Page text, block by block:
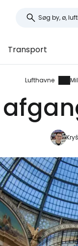
Transport
Lufthavne